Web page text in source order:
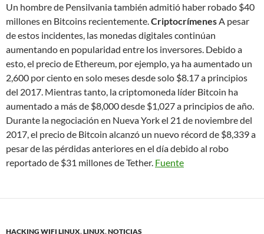
Un hombre de Pensilvania también admitió haber robado $40
millones en Bitcoins recientemente.CriptocrímenesA pesar
de estos incidentes, las monedas digitales continúan
aumentando en popularidad entre los inversores. Debido a
esto, el precio de Ethereum, por ejemplo, ya ha aumentado un
2,600 por ciento en solo meses desde solo $8.17 a principios
del 2017. Mientras tanto, la criptomoneda líder Bitcoin ha
aumentado a más de $8,000 desde $1,027 a principios de año.
Durante la negociación en Nueva York el 21 de noviembre del
2017, el precio de Bitcoin alcanzó un nuevo récord de $8,339 a
pesar de las pérdidas anteriores en el día debido al robo
reportado de $31 millones de Tether. Fuente
HACKING WIFI LINUX,LINUX,NOTICIAS